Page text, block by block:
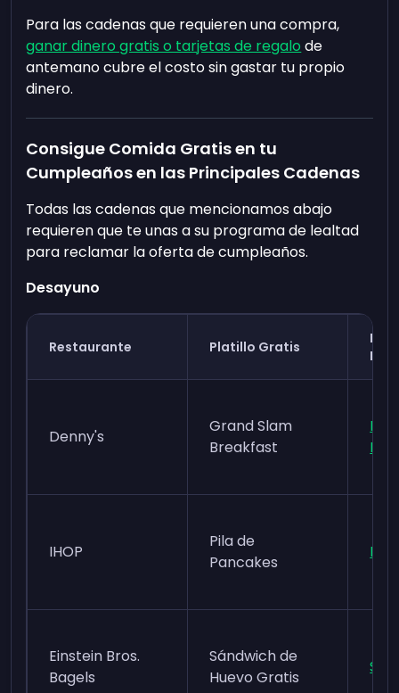
Para las cadenas que requieren una compra,
ganar dinero gratis o tarjetas de regalo de
antemano cubre el costo sin gastar tu propio
dinero.
Consigue Comida Gratis en tu
Cumpleaños en las Principales Cadenas
Todas las cadenas que mencionamos abajo
requieren que te unas a su programa de lealtad
para reclamar la oferta de cumpleaños.
Desayuno
Restaurante Platillo Gratis
Denny's
Grand Slam
Breakfast
IHOP
Pila de
Pancakes
Einstein Bros.
Bagels
Sándwich de
Huevo Gratis